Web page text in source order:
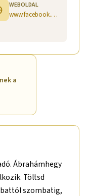
WEBOLDAL
www.facebook.com/profile.php?id=61573110202690
a
Ábrahámhegy
Töltsd
szombatig,